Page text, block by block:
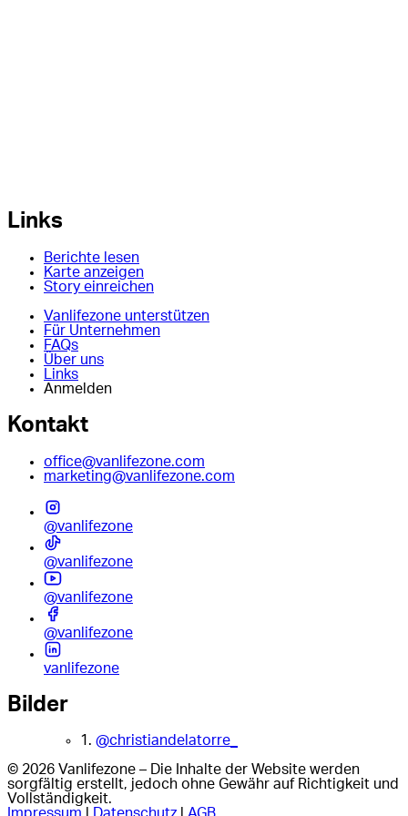
Links
Berichte lesen
Karte anzeigen
Story einreichen
Vanlifezone unterstützen
Für Unternehmen
FAQs
Über uns
Links
Anmelden
Kontakt
office@vanlifezone.com
marketing@vanlifezone.com
@vanlifezone
@vanlifezone
@vanlifezone
@vanlifezone
vanlifezone
Bilder
1. @christiandelatorre_
© 2026 Vanlifezone – Die Inhalte der Website werden
sorgfältig erstellt, jedoch ohne Gewähr auf Richtigkeit und
Vollständigkeit.